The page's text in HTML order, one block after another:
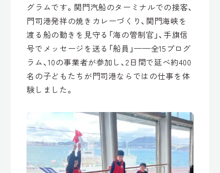
グラムです。関門汽船のターミナルでの接客、
門司港発祥の焼きカレーづくり、関門海峡を
渡る船の動きを見守る「海の管制官」、手旗信
号でメッセージを送る「船員」——全15プログ
ラム、10の事業者が参加し、2日間で延べ約400
名の子どもたちが門司港ならではの仕事を体
験しました。